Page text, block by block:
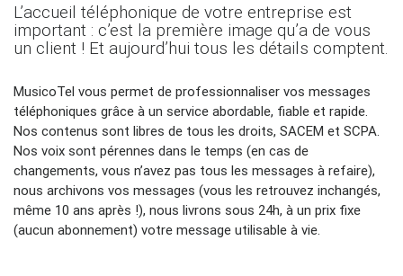
L’accueil téléphonique de votre entreprise est
important : c’est la première image qu’a de vous
un client ! Et aujourd’hui tous les détails comptent.
MusicoTel vous permet de professionnaliser vos messages
téléphoniques grâce à un service abordable, fiable et rapide.
Nos contenus sont libres de tous les droits, SACEM et SCPA.
Nos voix sont pérennes dans le temps (en cas de
changements, vous n’avez pas tous les messages à refaire),
nous archivons vos messages (vous les retrouvez inchangés,
même 10 ans après !), nous livrons sous 24h, à un prix fixe
(aucun abonnement) votre message utilisable à vie.